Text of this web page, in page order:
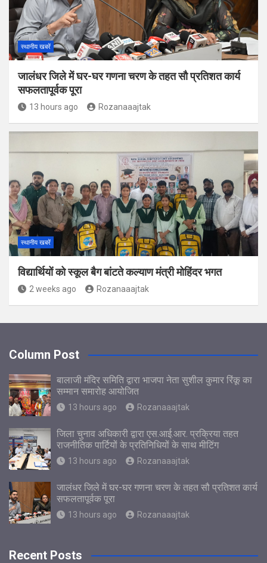
स्थानीय खबरें
जालंधर जिले में घर-घर गणना चरण के तहत सौ प्रतिशत कार्य
सफलतापूर्वक पूरा
13 hours ago Rozanaaajtak
स्थानीय खबरें
विद्यार्थियों को स्कूल बैग बांटते कल्याण मंत्री मोहिंदर भगत
2 weeks ago Rozanaaajtak
Column Post
बालाजी मंदिर समिति द्वारा भाजपा नेता सुशील कुमार रिंकू का
सम्मान समारोह आयोजित
13 hours ago Rozanaaajtak
जिला चुनाव अधिकारी द्वारा एस.आई.आर. प्रक्रिया तहत
राजनीतिक पार्टियों के प्रतिनिधियों के साथ मीटिंग
13 hours ago Rozanaaajtak
जालंधर जिले में घर-घर गणना चरण के तहत सौ प्रतिशत कार्य
सफलतापूर्वक पूरा
13 hours ago Rozanaaajtak
Recent Posts